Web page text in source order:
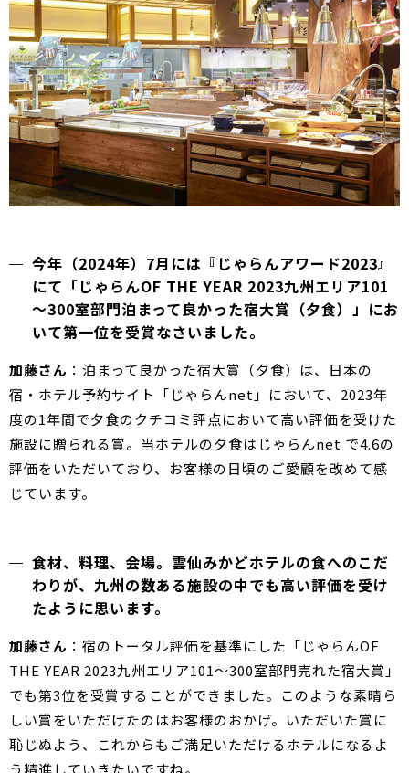
今年（2024年）7月には『じゃらんアワード2023』
にて「じゃらんOF THE YEAR 2023九州エリア101
～300室部門泊まって良かった宿大賞（夕食）」にお
いて第一位を受賞なさいました。
加藤さん ：泊まって良かった宿大賞（夕食）は、日本の
宿・ホテル予約サイト「じゃらんnet」において、2023年
度の1年間で夕食のクチコミ評点において高い評価を受けた
施設に贈られる賞。当ホテルの夕食はじゃらんnet で4.6の
評価をいただいており、お客様の日頃のご愛顧を改めて感
じています。
食材、料理、会場。雲仙みかどホテルの食へのこだ
わりが、九州の数ある施設の中でも高い評価を受け
たように思います。
加藤さん ：宿のトータル評価を基準にした「じゃらんOF
THE YEAR 2023九州エリア101～300室部門売れた宿大賞」
でも第3位を受賞することができました。このような素晴ら
しい賞をいただけたのはお客様のおかげ。いただいた賞に
恥じぬよう、これからもご満足いただけるホテルになるよ
う精進していきたいですね。